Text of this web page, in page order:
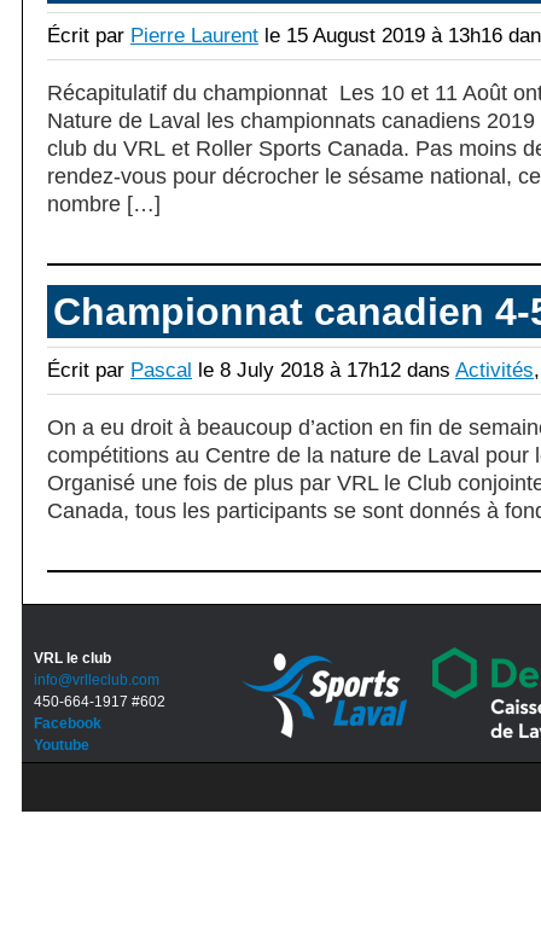
Écrit par Pierre Laurent le 15 August 2019 à 13h16
Récapitulatif du championnat Les 10 et 11 Août
Nature de Laval les championnats canadiens
club du VRL et Roller Sports Canada. Pas moins
rendez-vous pour décrocher le sésame national,
nombre […]
Championnat canadien 4-
Écrit par Pascal le 8 July 2018 à 17h12 dans Activités
On a eu droit à beaucoup d’action en fin de
compétitions au Centre de la nature de Laval
Organisé une fois de plus par VRL le Club
Canada, tous les participants se sont donnés à
VRL le club
info@vrlleclub.com
450-664-1917 #602
Facebook
Youtube